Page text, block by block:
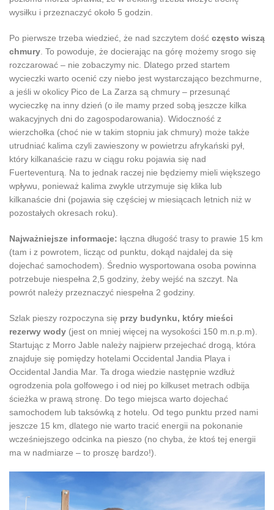
wysiłku i przeznaczyć około 5 godzin.
Po pierwsze trzeba wiedzieć, że nad szczytem dość często wiszą
chmury . To powoduje, że docierając na górę możemy srogo się
rozczarować – nie zobaczymy nic. Dlatego przed startem
wycieczki warto ocenić czy niebo jest wystarczająco bezchmurne,
a jeśli w okolicy Pico de La Zarza są chmury – przesunąć
wycieczkę na inny dzień (o ile mamy przed sobą jeszcze kilka
wakacyjnych dni do zagospodarowania). Widoczność z
wierzchołka (choć nie w takim stopniu jak chmury) może także
utrudniać kalima czyli zawieszony w powietrzu afrykański pył,
który kilkanaście razu w ciągu roku pojawia się nad
Fuerteventurą. Na to jednak raczej nie będziemy mieli większego
wpływu, ponieważ kalima zwykle utrzymuje się klika lub
kilkanaście dni (pojawia się częściej w miesiącach letnich niż w
pozostałych okresach roku).
Najważniejsze informacje: łączna długość trasy to prawie 15 km
(tam i z powrotem, licząc od punktu, dokąd najdalej da się
dojechać samochodem). Średnio wysportowana osoba powinna
potrzebuje niespełna 2,5 godziny, żeby wejść na szczyt. Na
powrót należy przeznaczyć niespełna 2 godziny.
Szlak pieszy rozpoczyna się przy budynku, który mieści
rezerwy wody (jest on mniej więcej na wysokości 150 m.n.p.m).
Startując z Morro Jable należy najpierw przejechać drogą, która
znajduje się pomiędzy hotelami Occidental Jandia Playa i
Occidental Jandia Mar. Ta droga wiedzie następnie wzdłuż
ogrodzenia pola golfowego i od niej po kilkuset metrach odbija
ścieżka w prawą stronę. Do tego miejsca warto dojechać
samochodem lub taksówką z hotelu. Od tego punktu przed nami
jeszcze 15 km, dlatego nie warto tracić energii na pokonanie
wcześniejszego odcinka na pieszo (no chyba, że ktoś tej energii
ma w nadmiarze – to proszę bardzo!).